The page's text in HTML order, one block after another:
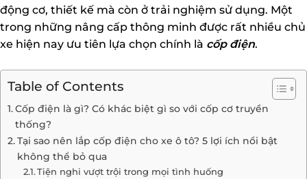
động cơ, thiết kế mà còn ở trải nghiệm sử dụng. Một
trong những nâng cấp thông minh được rất nhiều chủ
xe hiện nay ưu tiên lựa chọn chính là cốp điện.
Table of Contents
Cốp điện là gì? Có khác biệt gì so với cốp cơ truyền
thống?
Tại sao nên lắp cốp điện cho xe ô tô? 5 lợi ích nổi bật
không thể bỏ qua
Tiện nghi vượt trội trong mọi tình huống